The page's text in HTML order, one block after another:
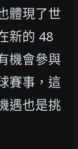
體現了世
新的 48
機會參與
賽事，這
遇也是挑